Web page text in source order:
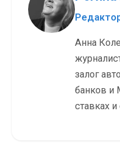
Анна
залог
банков и
ставках